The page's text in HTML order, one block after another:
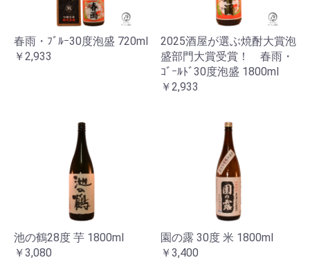
春雨・ﾌﾞﾙｰ30度泡盛 720ml
￥2,933
2025酒屋が選ぶ焼酎大賞泡
盛部門大賞受賞！ 春雨・
ｺﾞｰﾙﾄﾞ30度泡盛 1800ml
￥2,933
池の鶴28度 芋 1800ml
￥3,080
園の露 30度 米 1800ml
￥3,400
お買い物を続ける カートへ進む